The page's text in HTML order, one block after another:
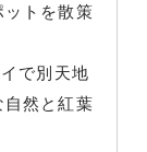
ットを散策
で別天地
自然と紅葉